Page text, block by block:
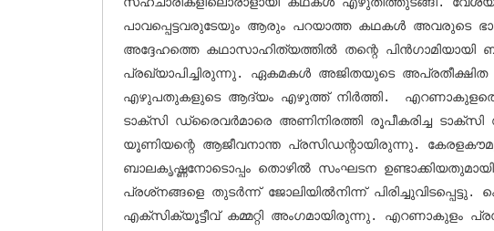
സഹചാരികളിലൊരാളായി കഥകള്‍ എഴുതിത്തുടങ്ങി.
പാവപ്പെട്ടവരുടേയും ആരും പറയാത്ത കഥകള്‍ അവരുടെ
അദ്ദേഹത്തെ കഥാസാഹിത്യത്തില്‍ തന്റെ പിന്‍ഗാമിയായി
പ്രഖ്യാപിച്ചിരുന്നു. ഏകമകള്‍ അജിതയുടെ
എഴുപതുകളുടെ ആദ്യം എഴുത്ത് നിര്‍ത്തി.
ടാക്‌സി ഡ്രൈവര്‍മാരെ അണിനിരത്തി രൂപീകരിച്ച ടാക്‌സി ഡ്രൈവേഴ്‌സ്
യൂണിയന്റെ ആജീവനാന്ത പ്രസിഡന്റായിരുന്നു.
ബാലകൃഷ്ണനോടൊപ്പം തൊഴില്‍ സംഘടന ഉണ്ടാക്കിയതുമായി
പ്രശ്‌നങ്ങളെ തുടര്‍ന്ന് ജോലിയില്‍നിന്ന് പിരിച്ചുവിടപ്പെട്ടു. കെ.പി.സി.സി
എക്‌സിക്യൂട്ടീവ് കമ്മറ്റി അംഗമായിരുന്നു. എറണാകുളം പ്രസ് ക്ലബ്ബിന്റെ